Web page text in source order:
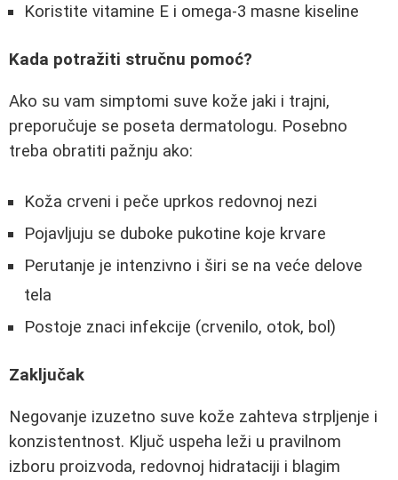
Koristite vitamine E i omega-3 masne kiseline
Kada potražiti stručnu pomoć?
Ako su vam simptomi suve kože jaki i trajni,
preporučuje se poseta dermatologu. Posebno
treba obratiti pažnju ako:
Koža crveni i peče uprkos redovnoj nezi
Pojavljuju se duboke pukotine koje krvare
Perutanje je intenzivno i širi se na veće delove
tela
Postoje znaci infekcije (crvenilo, otok, bol)
Zaključak
Negovanje izuzetno suve kože zahteva strpljenje i
konzistentnost. Ključ uspeha leži u pravilnom
izboru proizvoda, redovnoj hidrataciji i blagim